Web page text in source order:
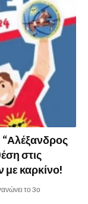
στις
με καρκίνο!
το 3ο